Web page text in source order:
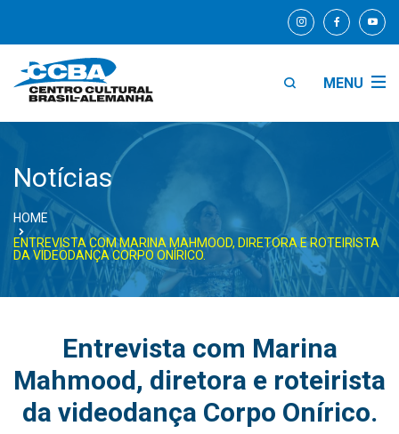
MENU
Notícias
HOME
ENTREVISTA COM MARINA MAHMOOD, DIRETORA E ROTEIRISTA
DA VIDEODANÇA CORPO ONÍRICO.
Entrevista com Marina
Mahmood, diretora e roteirista
da videodança Corpo Onírico.